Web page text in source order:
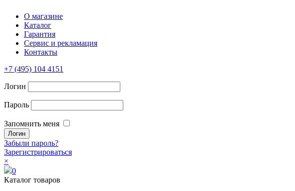
О магазине
Каталог
Гарантия
Сервис и рекламация
Контакты
+7 (495) 104 4151
Логин
Пароль
Запомнить меня
Забыли пароль?
Зарегистрироваться
×
0
Каталог товаров